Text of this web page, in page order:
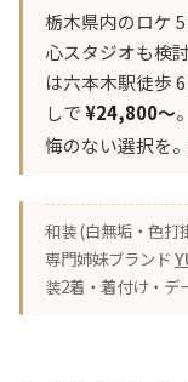
栃木県内のロケ
心スタジオも検討
は六本木駅徒歩
しで¥24,800〜
悔のない選択を。
和装 (白無垢・色打
専門姉妹ブランド
装2着・着付け・デ